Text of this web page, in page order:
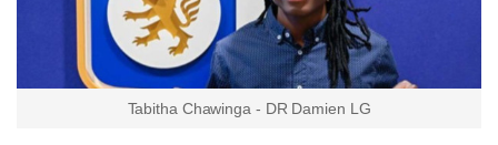
Tabitha Chawinga - DR Damien LG